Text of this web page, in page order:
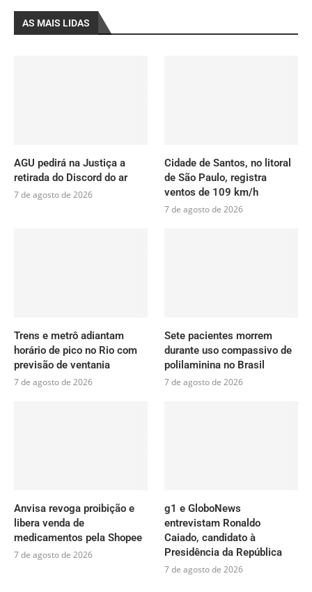
AS MAIS LIDAS
AGU pedirá na Justiça a
retirada do Discord do ar
7 de agosto de 2026
Cidade de Santos, no litoral
de São Paulo, registra
ventos de 109 km/h
7 de agosto de 2026
Trens e metrô adiantam
horário de pico no Rio com
previsão de ventania
7 de agosto de 2026
Sete pacientes morrem
durante uso compassivo de
polilaminina no Brasil
7 de agosto de 2026
Anvisa revoga proibição e
libera venda de
medicamentos pela Shopee
7 de agosto de 2026
g1 e GloboNews
entrevistam Ronaldo
Caiado, candidato à
Presidência da República
7 de agosto de 2026